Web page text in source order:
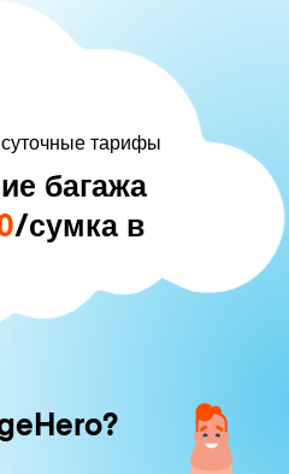
тарифы
багажа
/сумка в